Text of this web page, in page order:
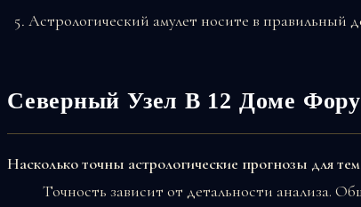
Астрологический амулет носите в правильный
Северный Узел В 12 Доме
Насколько точны астрологические прогнозы для
Точность зависит от детальности анализа.